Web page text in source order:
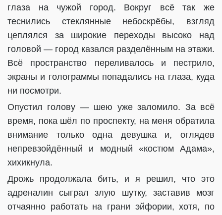
глаза на чужой город. Вокруг всё так же
теснились стеклянные небоскрёбы, взгляд
цеплялся за широкие переходы высоко над
головой — город казался разделённым на этажи.
Всё пространство переливалось и пестрило,
экраны и голограммы попадались на глаза, куда
ни посмотри.
Опустил голову — шею уже заломило. За всё
время, пока шёл по проспекту, на меня обратила
внимание только одна девушка и, оглядев
непревзойдённый и модный «костюм Адама»,
хихикнула.
Дрожь продолжала бить, и я решил, что это
адреналин сыграл злую шутку, заставив мозг
отчаянно работать на грани эйфории, хотя, по